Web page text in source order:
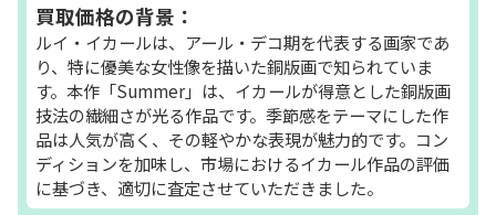
買取価格の背景：
ルイ・イカールは、アール・デコ期を代表する画家であ
り、特に優美な女性像を描いた銅版画で知られていま
す。本作「Summer」は、イカールが得意とした銅版画
技法の繊細さが光る作品です。季節感をテーマにした作
品は人気が高く、その軽やかな表現が魅力的です。コン
ディションを加味し、市場におけるイカール作品の評価
に基づき、適切に査定させていただきました。